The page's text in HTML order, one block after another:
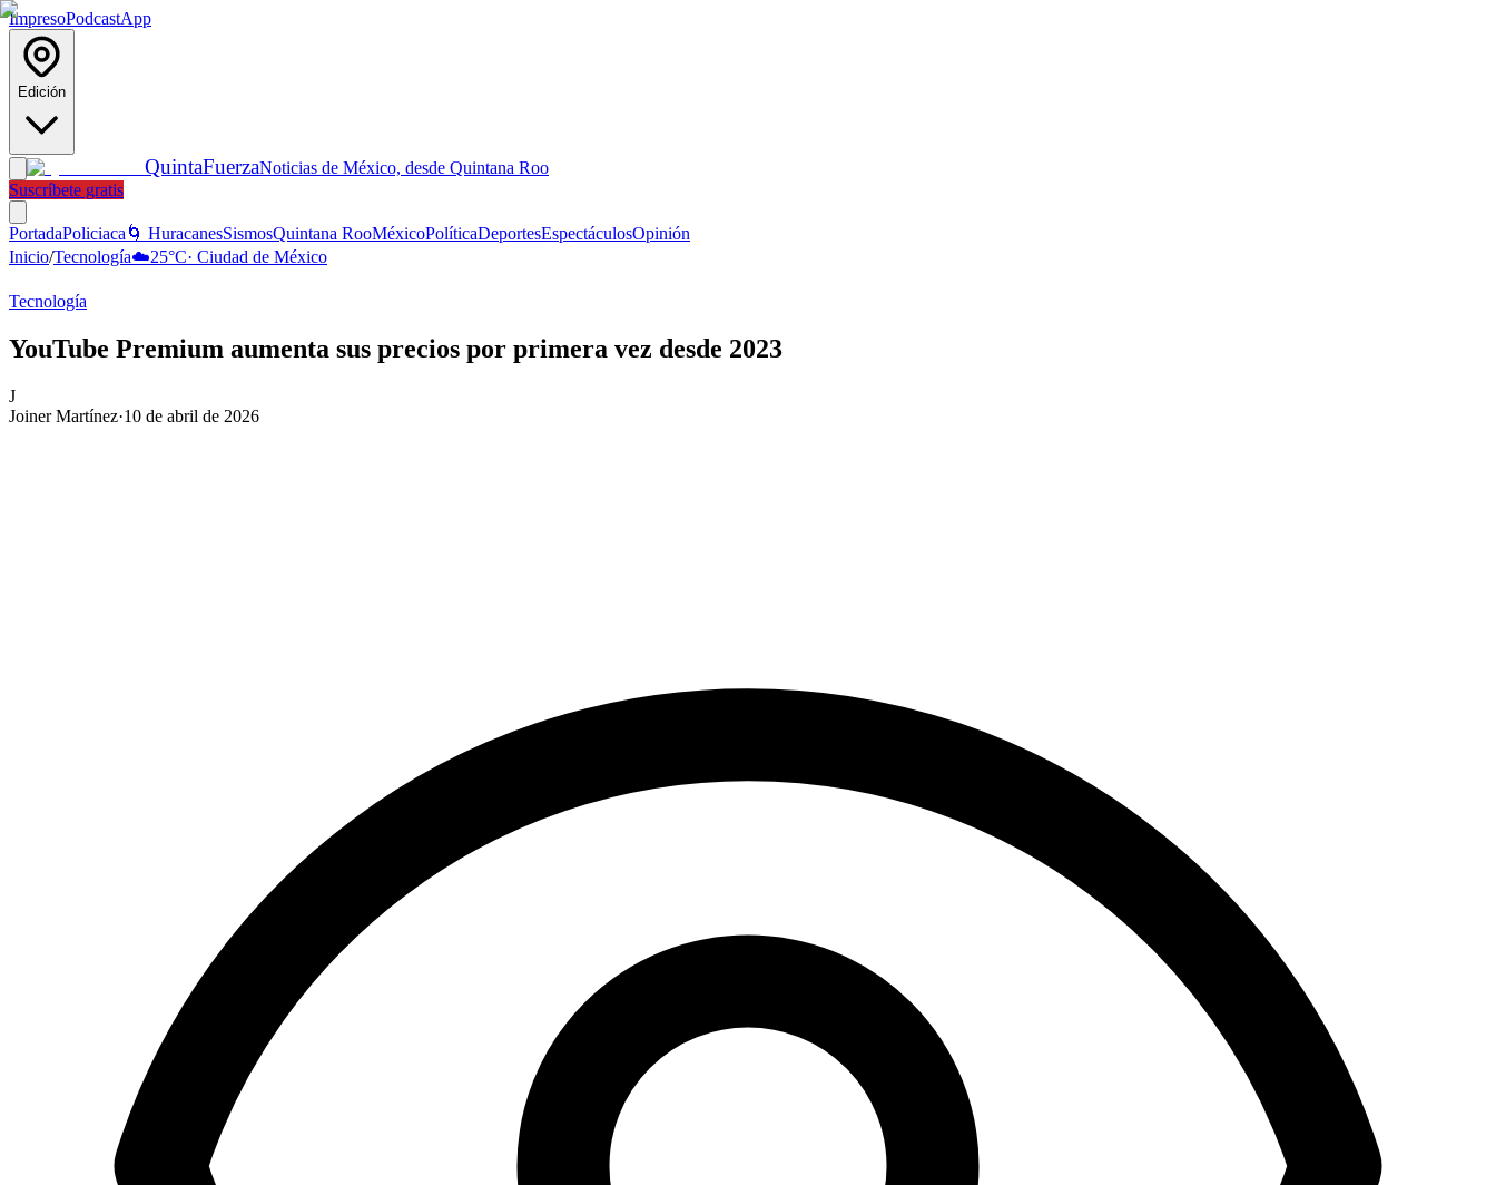
ImpresoPodcastApp
Edición
QuintaFuerzaNoticias de México, desde Quintana Roo
Suscríbete gratis
PortadaPoliciaca 🌀 HuracanesSismosQuintana RooMéxicoPolíticaDeportesEspectáculosOpinión
Inicio/Tecnología☁️25°C· Ciudad de México
Tecnología
YouTube Premium aumenta sus precios por primera vez desde 2023
J
Joiner Martínez·10 de abril de 2026